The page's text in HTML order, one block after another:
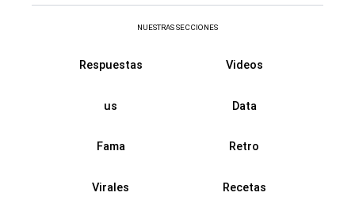
NUESTRAS SECCIONES
Respuestas Videos
us Data
Fama Retro
Virales Recetas